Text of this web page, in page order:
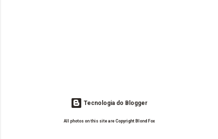
Tecnologia do Blogger
All photos on this site are Copyright Blond Fox